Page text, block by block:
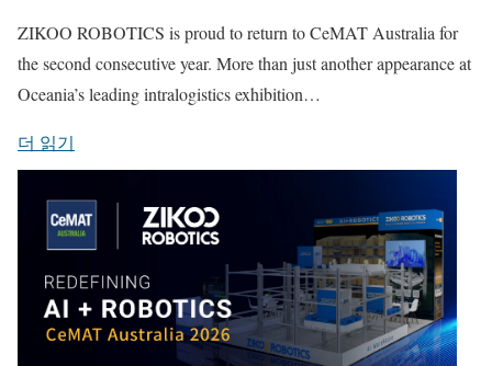
ZIKOO ROBOTICS is proud to return to CeMAT Australia for
the second consecutive year. More than just another appearance at
Oceania’s leading intralogistics exhibition…
더 읽기